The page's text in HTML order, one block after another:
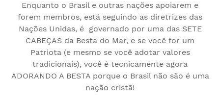
Enquanto o Brasil e outras nações apoiarem e
forem membros, está seguindo as diretrizes das
Nações Unidas, é governado por uma das SETE
CABEÇAS da Besta do Mar, e se você for um
Patriota (e mesmo se você adotar valores
tradicionais), você é tecnicamente agora
ADORANDO A BESTA porque o Brasil não são é uma
nação cristã!